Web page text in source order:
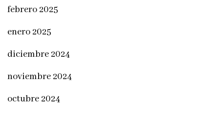
febrero 2025
enero 2025
diciembre 2024
noviembre 2024
octubre 2024